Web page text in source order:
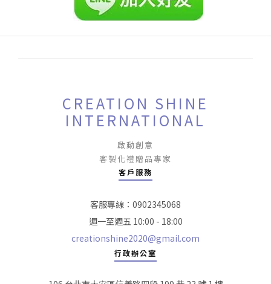
CREATION SHINE
INTERNATIONAL
啟動創意
客製化禮贈品專家
客戶服務
客服專線：0902345068
週一至週五 10:00 - 18:00
creationshine2020@gmail.com
行政辦公室